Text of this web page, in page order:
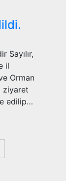
Sayılır,
il
Orman
ziyaret
edilip…